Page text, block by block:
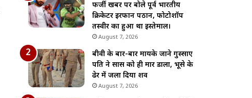
फर्जी खबर पर बोले पूर्व भारतीय
क्रिकेटर इरफान पठान, फोटोशॉप
तस्वीर का हुआ था इस्तेमाल।
August 7, 2026
बीवी के बार-बार मायके जाने गुस्साए
पति ने सास को ही मार डाला, भूसे के
ढेर में जला दिया शव
August 7, 2026